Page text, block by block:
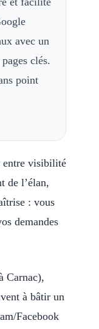
avec un
clés.
point
entre visibilité
de l’élan,
: vous
demandes
Carnac),
à bâtir un
Facebook